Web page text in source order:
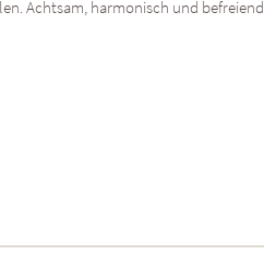
Achtsam, harmonisch und befreiend.